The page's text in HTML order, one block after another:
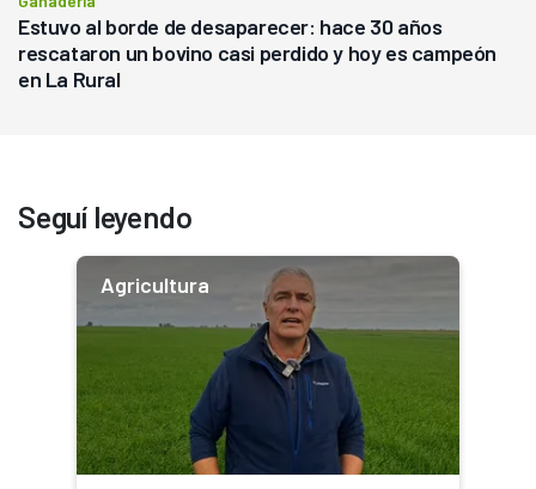
Estuvo al borde de desaparecer: hace 30 años
rescataron un bovino casi perdido y hoy es campeón
en La Rural
Seguí leyendo
Agricultura